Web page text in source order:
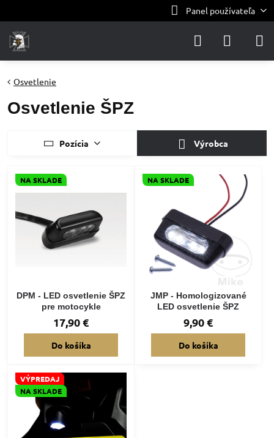
Panel používateľa
Osvetlenie
Osvetlenie ŠPZ
Pozícia Výrobca
NA SKLADE
DPM - LED osvetlenie ŠPZ
pre motocykle
17,90 €
Do košíka
NA SKLADE
JMP - Homologizované
LED osvetlenie ŠPZ
9,90 €
Do košíka
VÝPREDAJ
NA SKLADE